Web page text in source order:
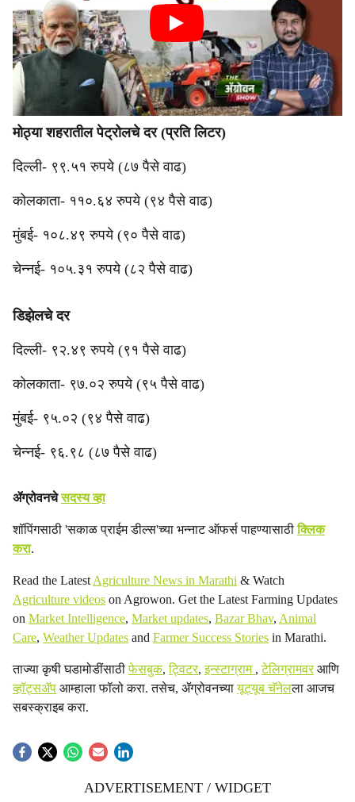
मोठ्या शहरातील पेट्रोलचे दर (प्रति लिटर)
दिल्ली- ९९.५१ रुपये (८७ पैसे वाढ)
कोलकाता- ११०.६४ रुपये (९४ पैसे वाढ)
मुंबई- १०८.४९ रुपये (९० पैसे वाढ)
चेन्नई- १०५.३१ रुपये (८२ पैसे वाढ)
डिझेलचे दर
दिल्ली- ९२.४९ रुपये (९१ पैसे वाढ)
कोलकाता- ९७.०२ रुपये (९५ पैसे वाढ)
मुंबई- ९५.०२ (९४ पैसे वाढ)
चेन्नई- ९६.९८ (८७ पैसे वाढ)
ॲग्रोवनचेसदस्य व्हा
शॉपिंगसाठी 'सकाळ प्राईम डील्स'च्या भन्नाट ऑफर्स पाहण्यासाठीक्लिक
करा.
Read the Latest Agriculture News in Marathi & Watch
Agriculture videos on Agrowon. Get the Latest Farming Updates
on Market Intelligence, Market updates, Bazar Bhav, Animal
Care, Weather Updates and Farmer Success Stories in Marathi.
ताज्या कृषी घडामोडींसाठीफेसबुक,ट्विटर,इन्स्टाग्राम ,टेलिग्रामवरआणि
व्हॉट्सॲप आम्हाला फॉलो करा. तसेच, ॲग्रोवनच्यायूट्यूब चॅनेलला आजच
सबस्क्राइब करा.
ADVERTISEMENT / WIDGET